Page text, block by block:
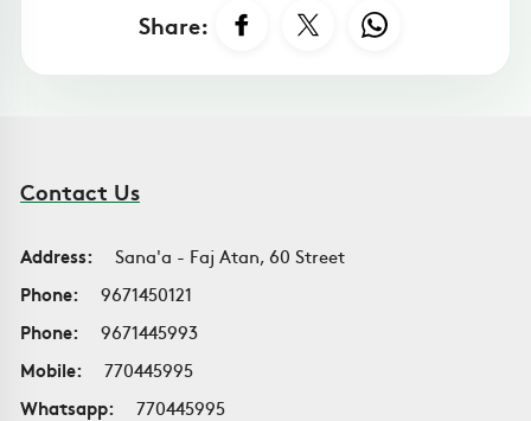
Share:
Contact Us
Address:
Sana'a - Faj Atan, 60 Street
Phone:
9671450121
Phone:
9671445993
Mobile:
770445995
Whatsapp:
770445995